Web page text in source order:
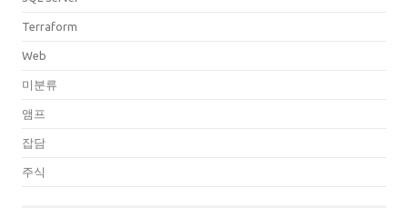
Terraform
Web
미분류
앰프
잡담
주식